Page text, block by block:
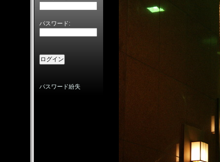
パスワード:
パスワード紛失